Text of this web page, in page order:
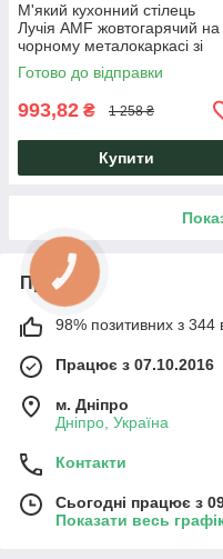
М'який кухонний стілець
Лучія AMF жовтогарячий на
чорному металокаркасі зі
спинкою для вітальні та кухні
AMF
Готово до відправки
993,82 ₴ 1 258 ₴
Купити
Про нас
98% позитивних з 344
Працює з 07.10.2016
м. Дніпро
Дніпро, Україна
Контакти
Сьогодні працює з
Показати весь